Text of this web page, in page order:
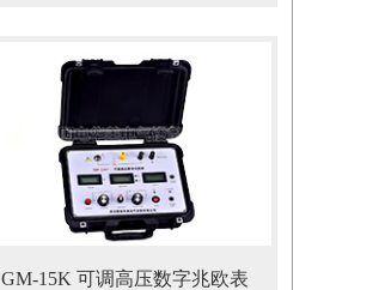
GM-15K 可调高压数字兆欧表